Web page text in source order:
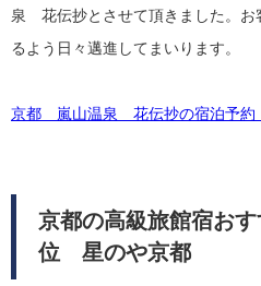
泉 花伝抄とさせて頂きました。お
るよう日々邁進してまいります。
京都 嵐山温泉 花伝抄の宿泊予約
京都の高級旅館宿お
位 星のや京都